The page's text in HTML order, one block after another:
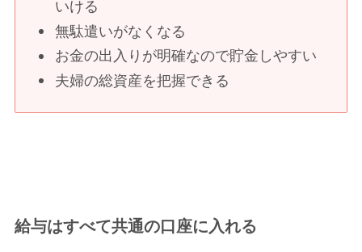
いける
無駄遣いがなくなる
お金の出入りが明確なので貯金しやすい
夫婦の総資産を把握できる
給与はすべて共通の口座に入れる